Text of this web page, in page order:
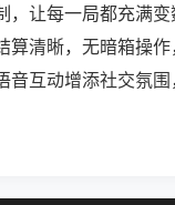
让每一局都充满
清晰，无暗箱操
互动增添社交氛